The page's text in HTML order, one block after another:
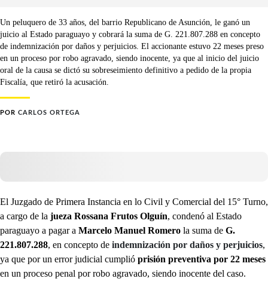
Un peluquero de 33 años, del barrio Republicano de Asunción, le ganó un
juicio al Estado paraguayo y cobrará la suma de G. 221.807.288 en concepto
de indemnización por daños y perjuicios. El accionante estuvo 22 meses preso
en un proceso por robo agravado, siendo inocente, ya que al inicio del juicio
oral de la causa se dictó su sobreseimiento definitivo a pedido de la propia
Fiscalía, que retiró la acusación.
POR CARLOS ORTEGA
El Juzgado de Primera Instancia en lo Civil y Comercial del 15° Turno,
a cargo de la jueza Rossana Frutos Olguín, condenó al Estado
paraguayo a pagar a Marcelo Manuel Romero la suma de G.
221.807.288, en concepto de indemnización por daños y perjuicios,
ya que por un error judicial cumplió prisión preventiva por 22 meses
en un proceso penal por robo agravado, siendo inocente del caso.